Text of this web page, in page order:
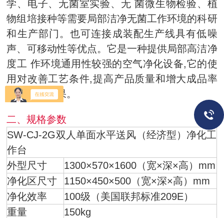
学、电子、无菌室实验、无 菌微生物检验、植
物组培接种等需要局部洁净无菌工作环境的科研
和生产部门。也可连接成装配生产线具有低噪
声、可移动性等优点。它是一种提供局部高洁净
度工 作环境通用性较强的空气净化设备,它的使
用对改善工艺条件,提高产品质量和增大成品率
均有良好效果。
二、规格参数
SW-CJ-2G双人单面水平送风（经济型）净化工
作台
外型尺寸
1300×570×1600（宽×深×高）mm
净化区尺寸
1150×450×500（宽×深×高）mm
净化效率
100级（美国联邦标准209E）
重量
150kg